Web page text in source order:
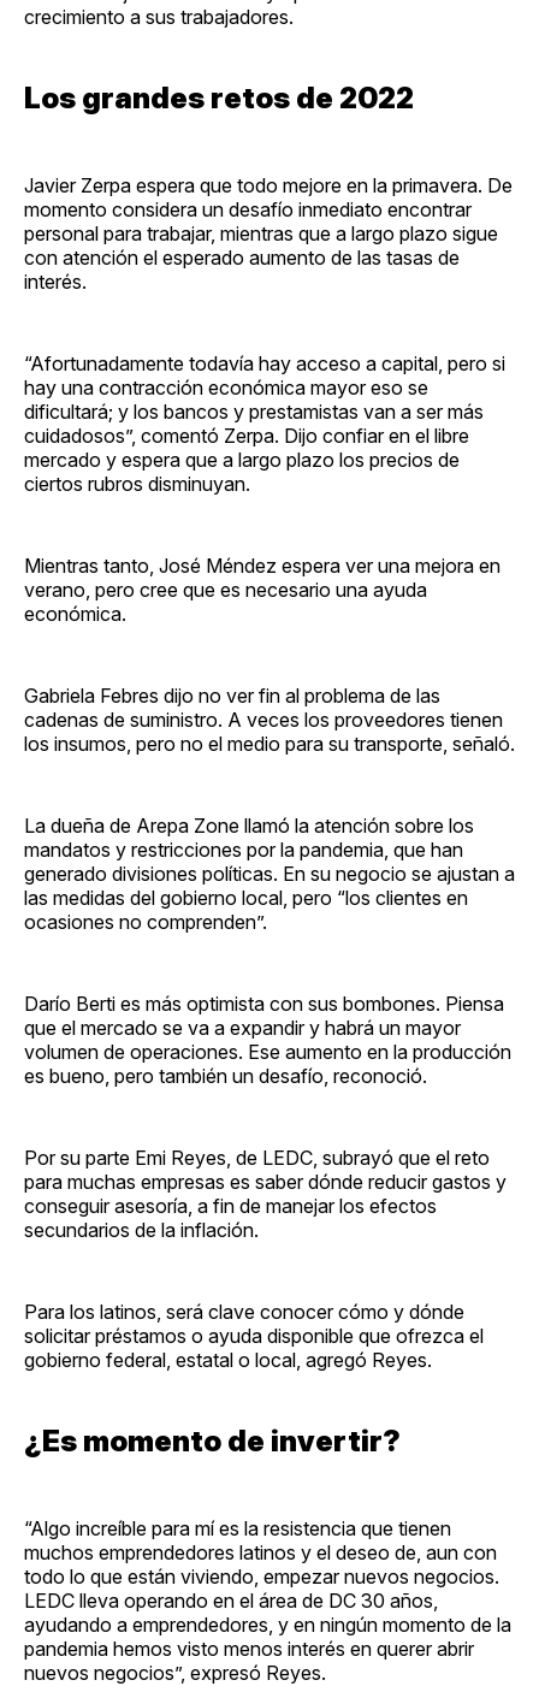
crecimiento a sus trabajadores.
Los grandes retos de 2022
Javier Zerpa espera que todo mejore en la primavera. De
momento considera un desafío inmediato encontrar
personal para trabajar, mientras que a largo plazo sigue
con atención el esperado aumento de las tasas de
interés.
“Afortunadamente todavía hay acceso a capital, pero si
hay una contracción económica mayor eso se
dificultará; y los bancos y prestamistas van a ser más
cuidadosos”, comentó Zerpa. Dijo confiar en el libre
mercado y espera que a largo plazo los precios de
ciertos rubros disminuyan.
Mientras tanto, José Méndez espera ver una mejora en
verano, pero cree que es necesario una ayuda
económica.
Gabriela Febres dijo no ver fin al problema de las
cadenas de suministro. A veces los proveedores tienen
los insumos, pero no el medio para su transporte, señaló.
La dueña de Arepa Zone llamó la atención sobre los
mandatos y restricciones por la pandemia, que han
generado divisiones políticas. En su negocio se ajustan a
las medidas del gobierno local, pero “los clientes en
ocasiones no comprenden”.
Darío Berti es más optimista con sus bombones. Piensa
que el mercado se va a expandir y habrá un mayor
volumen de operaciones. Ese aumento en la producción
es bueno, pero también un desafío, reconoció.
Por su parte Emi Reyes, de LEDC, subrayó que el reto
para muchas empresas es saber dónde reducir gastos y
conseguir asesoría, a fin de manejar los efectos
secundarios de la inflación.
Para los latinos, será clave conocer cómo y dónde
solicitar préstamos o ayuda disponible que ofrezca el
gobierno federal, estatal o local, agregó Reyes.
¿Es momento de invertir?
“Algo increíble para mí es la resistencia que tienen
muchos emprendedores latinos y el deseo de, aun con
todo lo que están viviendo, empezar nuevos negocios.
LEDC lleva operando en el área de DC 30 años,
ayudando a emprendedores, y en ningún momento de la
pandemia hemos visto menos interés en querer abrir
nuevos negocios”, expresó Reyes.